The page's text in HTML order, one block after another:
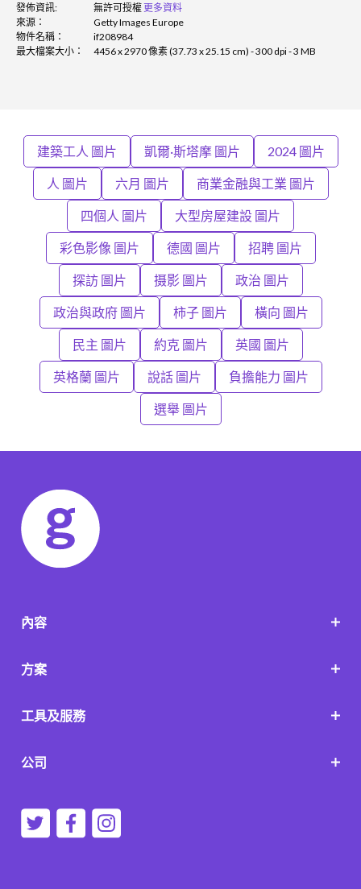
發佈資訊:
無許可授權更多資料
來源：
Getty Images Europe
物件名稱：
if208984
最大檔案大小：
4456 x 2970 像素 (37.73 x 25.15 cm) - 300 dpi - 3 MB
建築工人 圖片 凱爾·斯塔摩 圖片 2024 圖片
人 圖片 六月 圖片 商業金融與工業 圖片
四個人 圖片 大型房屋建設 圖片
彩色影像 圖片 德國 圖片 招聘 圖片
探訪 圖片 摄影 圖片 政治 圖片
政治與政府 圖片 柿子 圖片 橫向 圖片
民主 圖片 約克 圖片 英國 圖片
英格蘭 圖片 說話 圖片 負擔能力 圖片
選舉 圖片
內容
方案
工具及服務
公司